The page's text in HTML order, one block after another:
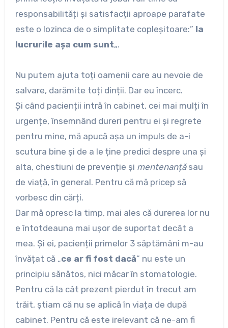
responsabilități și satisfacții aproape parafate
este o lozinca de o simplitate copleșitoare:” Ia
lucrurile așa cum sunt„.
Nu putem ajuta toți oamenii care au nevoie de
salvare, darămite toți dinții. Dar eu încerc.
Și când pacienții intră în cabinet, cei mai mulți în
urgențe, însemnând dureri pentru ei și regrete
pentru mine, mă apucă așa un impuls de a-i
scutura bine și de a le ține predici despre una și
alta, chestiuni de prevenție și mentenanțăsau
de viață, în general. Pentru că mă pricep să
vorbesc din cărți.
Dar mă opresc la timp, mai ales că durerea lor nu
e întotdeauna mai ușor de suportat decât a
mea. Și ei, pacienții primelor 3 săptămâni m-au
învățat că „ce ar fi fost dacă” nu este un
principiu sănătos, nici măcar în stomatologie.
Pentru că la cât prezent pierdut în trecut am
trăit, știam că nu se aplică în viața de după
cabinet. Pentru că este irelevant că ne-am fi